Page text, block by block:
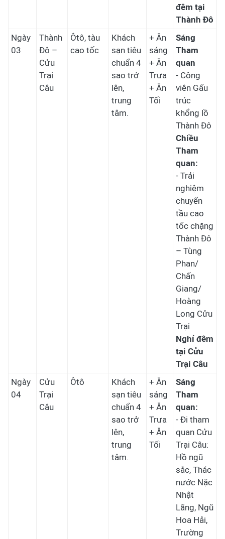
đêm tại
Thành Đô
Ngày
03
Thành
Đô –
Cửu
Trại
Câu
Ôtô, tàu
cao tốc
Khách
sạn tiêu
chuẩn 4
sao trở
lên,
trung
tâm.
+ Ăn
sáng
+ Ăn
Trưa
+ Ăn
Tối
Sáng
Tham
quan
- Công
viên Gấu
trúc
khổng lồ
Thành Đô
Chiều
Tham
quan:
- Trải
nghiệm
chuyến
tầu cao
tốc chặng
Thành Đô
– Tùng
Phan/
Chấn
Giang/
Hoàng
Long Cửu
Trại
Nghỉ đêm
tại Cửu
Trại Câu
Ngày
04
Cửu
Trại
Câu
Ôtô
Khách
sạn tiêu
chuẩn 4
sao trở
lên,
trung
tâm.
+ Ăn
sáng
+ Ăn
Trưa
+ Ăn
Tối
Sáng
Tham
quan:
- Đi tham
quan Cửu
Trại Câu:
Hồ ngũ
sắc, Thác
nước Nặc
Nhật
Lãng, Ngũ
Hoa Hải,
Trường